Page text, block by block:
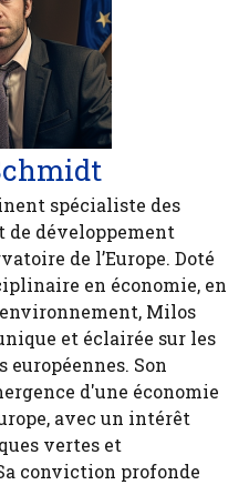
spécialiste des
de développement
de l’Europe. Doté
en économie, en
Milos
et éclairée sur les
Son
d'une économie
avec un intérêt
vertes et
conviction profonde